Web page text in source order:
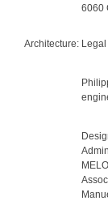
6060
Architecture: